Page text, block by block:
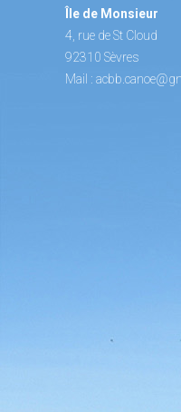
Île de Monsieur
4, rue de St Cloud
92310 Sèvres
Mail :